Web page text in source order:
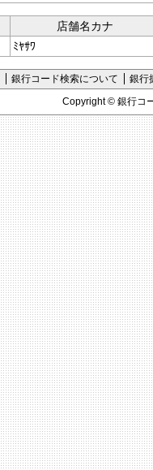
店舗名カナ
ﾐﾔｻﾜ
銀行コード検索について
銀行
Copyright © 銀行コ